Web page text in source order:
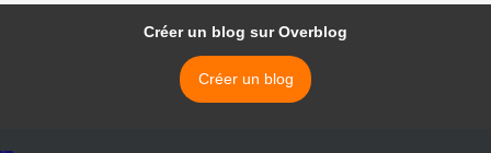
Créer un blog sur Overblog
Créer un blog